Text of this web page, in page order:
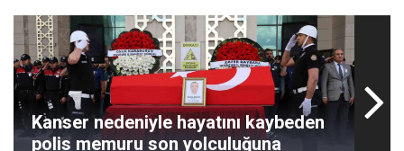
Kanser nedeniyle hayatını kaybeden
polis memuru son yolculuğuna